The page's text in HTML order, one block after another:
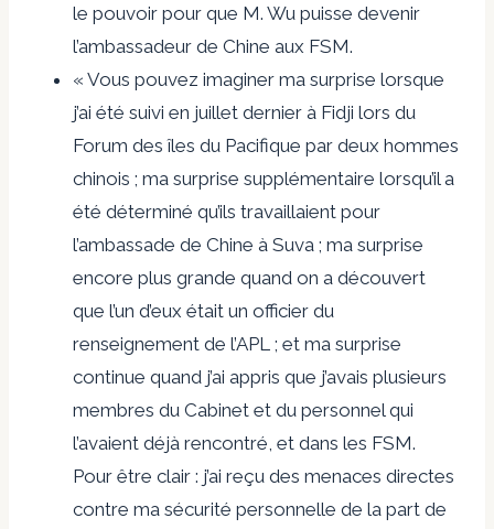
le pouvoir pour que M. Wu puisse devenir
l’ambassadeur de Chine aux FSM.
« Vous pouvez imaginer ma surprise lorsque
j’ai été suivi en juillet dernier à Fidji lors du
Forum des îles du Pacifique par deux hommes
chinois ; ma surprise supplémentaire lorsqu’il a
été déterminé qu’ils travaillaient pour
l’ambassade de Chine à Suva ; ma surprise
encore plus grande quand on a découvert
que l’un d’eux était un officier du
renseignement de l’APL ; et ma surprise
continue quand j’ai appris que j’avais plusieurs
membres du Cabinet et du personnel qui
l’avaient déjà rencontré, et dans les FSM.
Pour être clair : j’ai reçu des menaces directes
contre ma sécurité personnelle de la part de